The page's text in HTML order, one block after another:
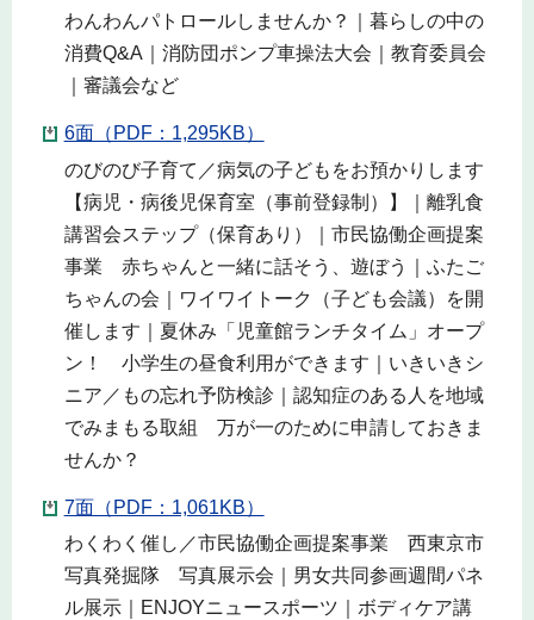
わんわんパトロールしませんか？｜暮らしの中の
消費Q&A｜消防団ポンプ車操法大会｜教育委員会
｜審議会など
6面（PDF：1,295KB）
のびのび子育て／病気の子どもをお預かりします
【病児・病後児保育室（事前登録制）】｜離乳食
講習会ステップ（保育あり）｜市民協働企画提案
事業 赤ちゃんと一緒に話そう、遊ぼう｜ふたご
ちゃんの会｜ワイワイトーク（子ども会議）を開
催します｜夏休み「児童館ランチタイム」オープ
ン！ 小学生の昼食利用ができます｜いきいきシ
ニア／もの忘れ予防検診｜認知症のある人を地域
でみまもる取組 万が一のために申請しておきま
せんか？
7面（PDF：1,061KB）
わくわく催し／市民協働企画提案事業 西東京市
写真発掘隊 写真展示会｜男女共同参画週間パネ
ル展示｜ENJOYニュースポーツ｜ボディケア講